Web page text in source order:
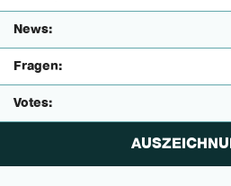
News:
Fragen:
Votes: